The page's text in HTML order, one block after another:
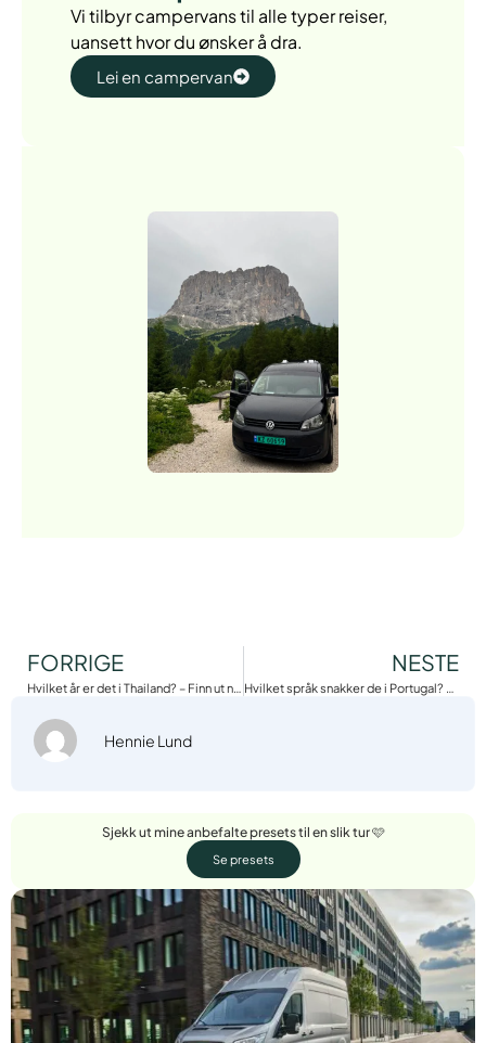
Vi tilbyr campervans til alle typer reiser,
uansett hvor du ønsker å dra.
Lei en campervan
FORRIGE
Hvilket år er det i Thailand? – Finn ut nå!
NESTE
Hvilket språk snakker de i Portugal? Fakta og Info
Hennie Lund
Sjekk ut mine anbefalte presets til en slik tur 🩷
Se presets